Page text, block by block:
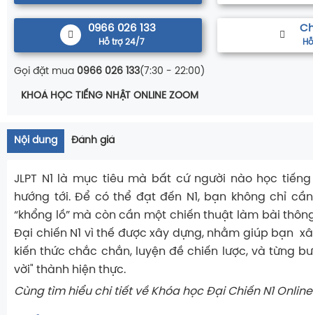
0966 026 133
Hỗ trợ 24/7
Gọi đặt mua 0966 026 133(7:30 - 22:00)
KHOÁ HỌC TIẾNG NHẬT ONLINE ZOOM
Nội dung Đánh giá
JLPT N1 là mục tiêu mà bất cứ người nào học
hướng tới. Để có thể đạt đến N1, bạn không chỉ
“khổng lồ” mà còn cần một chiến thuật làm bài
Đại chiến N1 vì thế được xây dựng, nhằm giúp bạn
kiến thức chắc chắn, luyện đề chiến lược, và từng
vời" thành hiện thực.
Cùng tìm hiểu chi tiết về Khóa học Đại Chiến N1